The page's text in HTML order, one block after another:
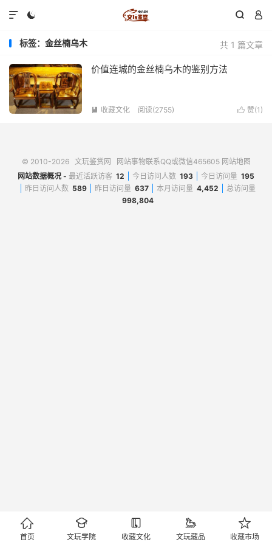
  

共 1 篇文章
标签：金丝楠乌木
价值连城的金丝楠乌木的鉴别方法
 赞(1 )
 收藏文化 阅读(2755)
© 2010-2026 文玩鉴赏网 网站事物联系QQ或微信465605 网站地图
网站数据概况 - 最近活跃访客 12 今日访问人数 193 今日访问量 195
昨日访问人数 589 昨日访问量 637 本月访问量 4,452
总访问量
998,804

首页

文玩学院

收藏文化

文玩藏品

收藏市场